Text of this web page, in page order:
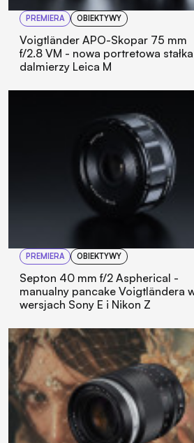
PREMIERA OBIEKTYWY
Voigtländer APO-Skopar 75 mm
f/2.8 VM - nowa portretowa
dalmierzy Leica M
PREMIERA OBIEKTYWY
Septon 40 mm f/2 Aspherical -
manualny pancake Voigtländera
wersjach Sony E i Nikon Z